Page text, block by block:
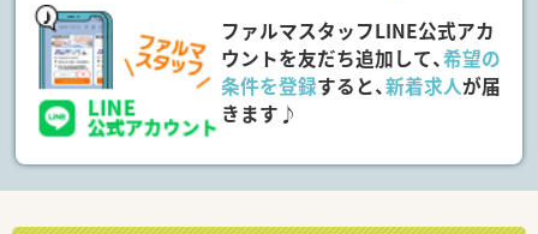
ファルマスタッフLINE公式アカ
ウントを友だち追加して、希望の
条件を登録すると、新着求人が届
きます♪